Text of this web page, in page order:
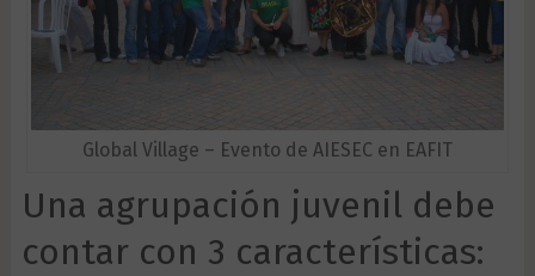
Global Village – Evento de AIESEC en EAFIT
Una agrupación juvenil debe
contar con 3 características: